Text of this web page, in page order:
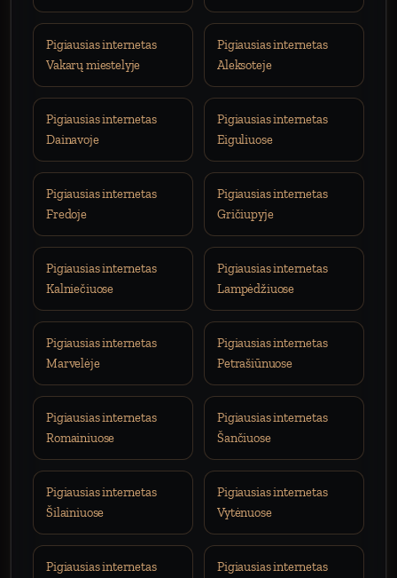
Pigiausias internetas
Vakarų miestelyje
Pigiausias internetas
Aleksoteje
Pigiausias internetas
Dainavoje
Pigiausias internetas
Eiguliuose
Pigiausias internetas
Fredoje
Pigiausias internetas
Gričiupyje
Pigiausias internetas
Kalniečiuose
Pigiausias internetas
Lampėdžiuose
Pigiausias internetas
Marvelėje
Pigiausias internetas
Petrašiūnuose
Pigiausias internetas
Romainiuose
Pigiausias internetas
Šančiuose
Pigiausias internetas
Šilainiuose
Pigiausias internetas
Vytėnuose
Pigiausias internetas
Pigiausias internetas